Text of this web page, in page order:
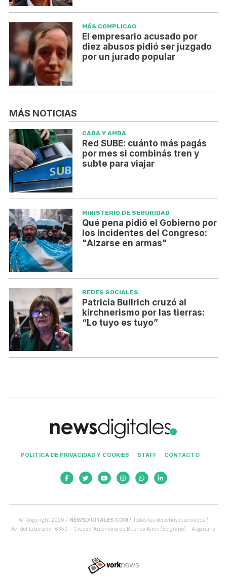
MÁS COMPLICAO
El empresario acusado por
diez abusos pidió ser juzgado
por un jurado popular
MÁS NOTICIAS
CABA Y AMBA
Red SUBE: cuánto más pagás
por mes si combinás tren y
subte para viajar
MINISTERIO DE SEGURIDAD
Qué pena pidió el Gobierno por
los incidentes del Congreso:
"Alzarse en armas"
REDES SOCIALES
Patricia Bullrich cruzó al
kirchnerismo por las tierras:
“Lo tuyo es tuyo”
POLITICA DE PRIVACIDAD Y COOKIES STAFF CONTACTO
© Copyright 2020 / NEWSDIGITALES.COM / Todos los derechos reservados /
Av. del Libertador 6350 - Ciudad Autónoma de Buenos Aires (Belgrano) - Argentina